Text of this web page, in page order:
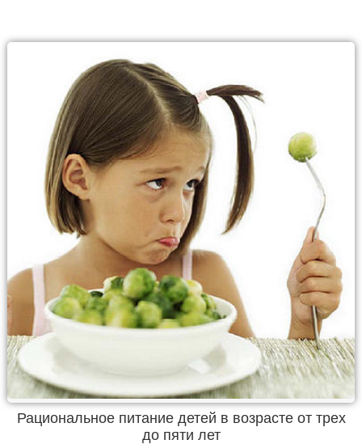
Рациональное питание детей в возрасте от трех
до пяти лет